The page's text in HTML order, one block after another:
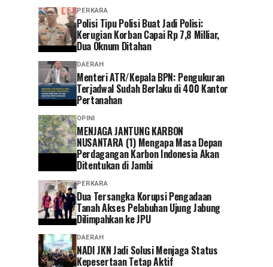
PERKARA
Polisi Tipu Polisi Buat Jadi Polisi:
Kerugian Korban Capai Rp 7,8 Milliar,
Dua Oknum Ditahan
DAERAH
Menteri ATR/Kepala BPN: Pengukuran
Terjadwal Sudah Berlaku di 400 Kantor
Pertanahan
OPINI
MENJAGA JANTUNG KARBON
NUSANTARA (1) Mengapa Masa Depan
Perdagangan Karbon Indonesia Akan
Ditentukan di Jambi
PERKARA
Dua Tersangka Korupsi Pengadaan
Tanah Akses Pelabuhan Ujung Jabung
Dilimpahkan ke JPU
DAERAH
NADI JKN Jadi Solusi Menjaga Status
Kepesertaan Tetap Aktif